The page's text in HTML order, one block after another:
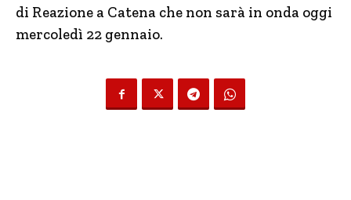
di Reazione a Catena che non sarà in onda oggi
mercoledì 22 gennaio.